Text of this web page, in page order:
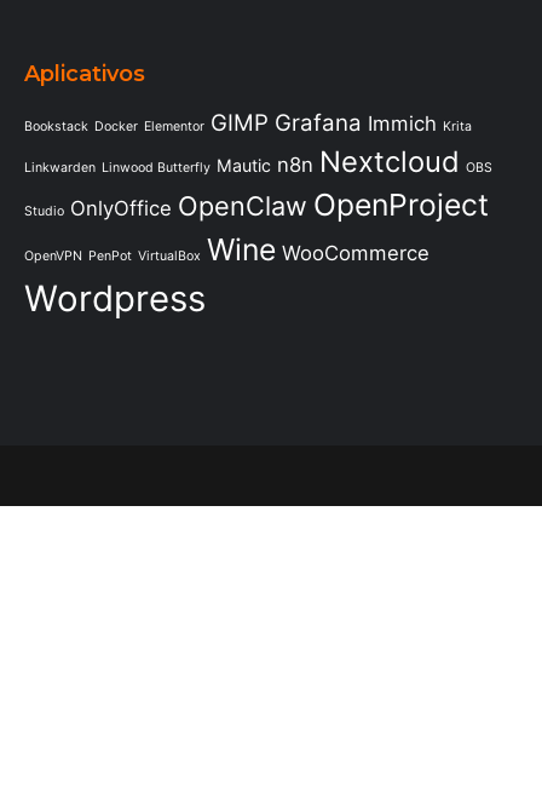
Aplicativos
Bookstack Docker Elementor GIMP Grafana Immich Krita
Linkwarden Linwood Butterfly Mautic n8n Nextcloud OBS
Studio OnlyOffice OpenClaw OpenProject
OpenVPN PenPot VirtualBox Wine WooCommerce
Wordpress